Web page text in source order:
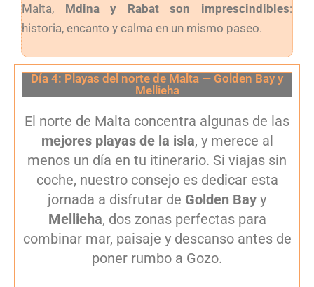
Malta, Mdina y Rabat son imprescindibles:
historia, encanto y calma en un mismo paseo.
Día 4: Playas del norte de Malta — Golden Bay y
Mellieha
El norte de Malta concentra algunas de las
mejores playas de la isla, y merece al
menos un día en tu itinerario. Si viajas sin
coche, nuestro consejo es dedicar esta
jornada a disfrutar de Golden Bay y
Mellieha, dos zonas perfectas para
combinar mar, paisaje y descanso antes de
poner rumbo a Gozo.